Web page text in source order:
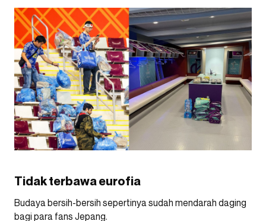
Tidak terbawa eurofia
Budaya bersih-bersih sepertinya sudah mendarah daging
bagi para fans Jepang.